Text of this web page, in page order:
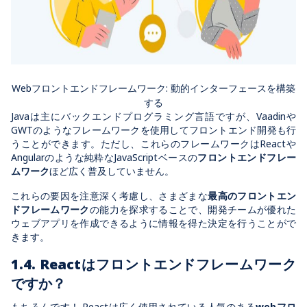
Webフロントエンドフレームワーク: 動的インターフェースを構築
する
Javaは主にバックエンドプログラミング言語ですが、 Vaadinや
GWTのようなフレームワークを使用してフロントエンド開発も行
うことができます。ただし、これらのフレームワークはReactや
Angularのような純粋なJavaScriptベースのフロントエンドフレー
ムワークほど広く普及していません。
これらの要因を注意深く考慮し、さまざまな最高のフロントエン
ドフレームワークの能力を探求することで、開発チームが優れた
ウェブアプリを作成できるように情報を得た決定を行うことがで
きます。
1.4. Reactはフロントエンドフレームワーク
ですか？